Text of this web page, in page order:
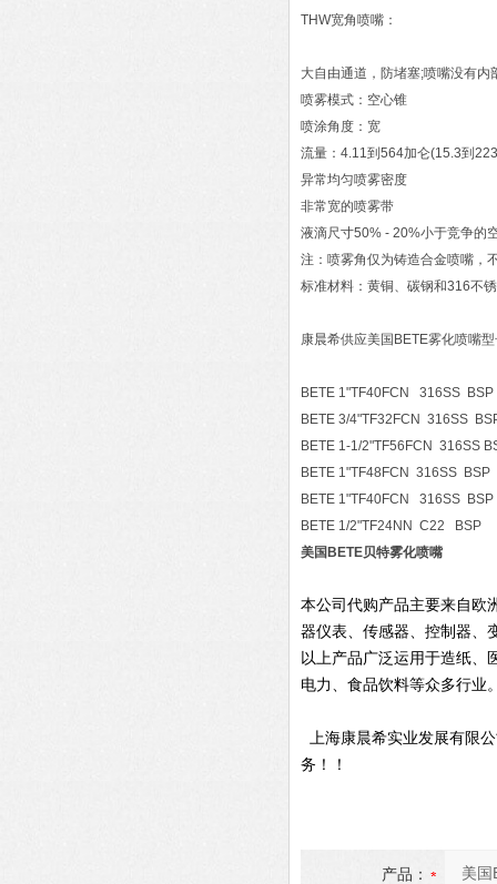
THW宽角喷嘴：
大自由通道，防堵塞;喷嘴没有
喷雾模式：空心锥
喷涂角度：宽
流量：4.11到564加仑(15.3到
异常均匀喷雾密度
非常宽的喷雾带
液滴尺寸50% - 20%小于竞争的
注：喷雾角仅为铸造合金喷嘴，
标准材料：黄铜、碳钢和316不
康晨希供应美国BETE雾化喷嘴
BETE 1"TF40FCN 316SS BSP
BETE 3/4"TF32FCN 316SS
BETE 1-1/2"TF56FCN 316SS
BETE 1"TF48FCN 316SS BSP
BETE 1"TF40FCN 316SS BSP
BETE 1/2"TF24NN C22 BSP
美国BETE贝特雾化喷嘴
本公司代购产品主要来自欧
器仪表、传感器、控制器、
以上产品广泛运用于造纸、
电力、食品饮料等众多行业
上海康晨希实业发展有限
务！！
产品：